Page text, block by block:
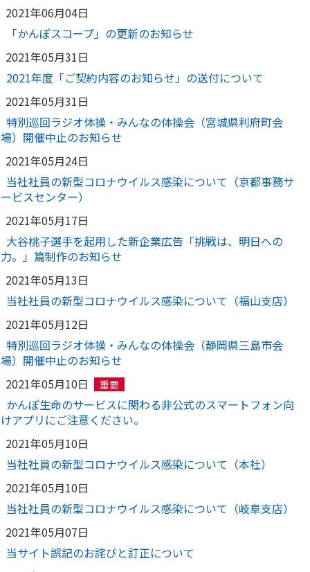
2021年06月04日
「かんぽスコープ」の更新のお知らせ
2021年05月31日
2021年度「ご契約内容のお知らせ」の送付について
2021年05月31日
特別巡回ラジオ体操・みんなの体操会（宮城県利府町会
場）開催中止のお知らせ
2021年05月24日
当社社員の新型コロナウイルス感染について（京都事務サ
ービスセンター）
2021年05月17日
大谷桃子選手を起用した新企業広告「挑戦は、明日への
力。」篇制作のお知らせ
2021年05月13日
当社社員の新型コロナウイルス感染について（福山支店）
2021年05月12日
特別巡回ラジオ体操・みんなの体操会（静岡県三島市会
場）開催中止のお知らせ
2021年05月10日
重要
かんぽ生命のサービスに関わる非公式のスマートフォン向
けアプリにご注意ください。
2021年05月10日
当社社員の新型コロナウイルス感染について（本社）
2021年05月10日
当社社員の新型コロナウイルス感染について（岐阜支店）
2021年05月07日
当サイト誤記のお詫びと訂正について